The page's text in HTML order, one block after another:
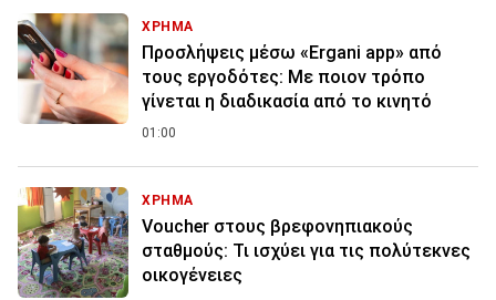
ΧΡΗΜΑ
Προσλήψεις μέσω «Ergani app» από
τους εργοδότες: Με ποιον τρόπο
γίνεται η διαδικασία από το κινητό
01:00
ΧΡΗΜΑ
Voucher στους βρεφονηπιακούς
σταθμούς: Τι ισχύει για τις πολύτεκνες
οικογένειες